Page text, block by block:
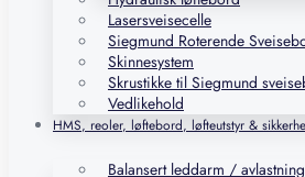
Lasersveisecelle
Siegmund Roterende
Skinnesystem
Skrustikke til Siegmund
Vedlikehold
HMS, reoler, løftebord, løfteutstyr &
Balansert leddarm /